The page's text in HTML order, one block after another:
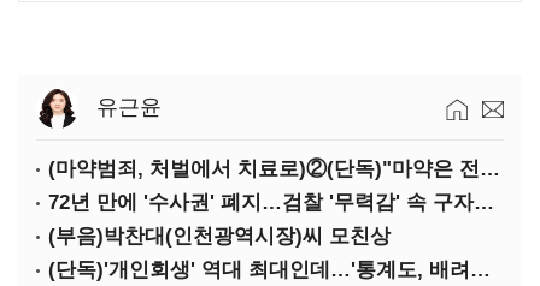
유근윤
(마약범죄, 처벌에서 치료로)②(단독)"마약은 전염병…여성 맞춤형 재활과정 개발 중"
72년 만에 '수사권' 폐지…검찰 '무력감' 속 구자현 사의
(부음)박찬대(인천광역시장)씨 모친상
(단독)'개인회생' 역대 최대인데…'통계도, 배려도' 없는 사법부